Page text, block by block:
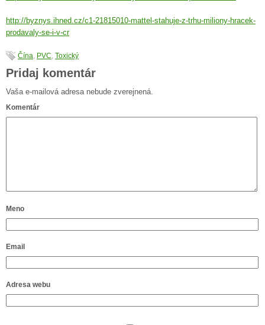
http://byznys.ihned.cz/c1-21815010-mattel-stahuje-z-trhu-miliony-hracek-
prodavaly-se-i-v-cr
Čína PVC Toxický
Pridaj komentár
Vaša e-mailová adresa nebude zverejnená.
Komentár
Meno
Email
Adresa webu